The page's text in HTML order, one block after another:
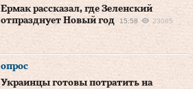
Ермак рассказал, где Зеленский
отпразднует Новый год
15:58 23085
опрос
Украинцы готовы потратить на